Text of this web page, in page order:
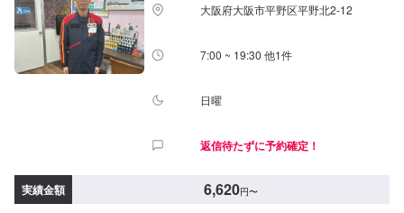
大阪府大阪市平野区平野北2-12
7:00 ~ 19:30 他1件
日曜
返信待たずに予約確定！
実績金額 6,620円〜